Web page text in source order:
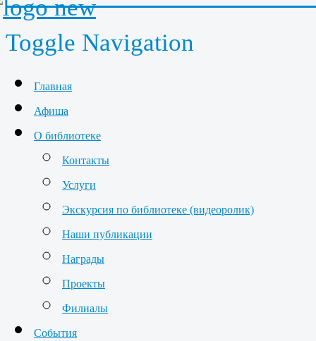
Toggle Navigation
Главная
Афиша
О библиотеке
Контакты
Услуги
Экскурсия по библиотеке (видеоролик)
Наши публикации
Награды
Проекты
Филиалы
События